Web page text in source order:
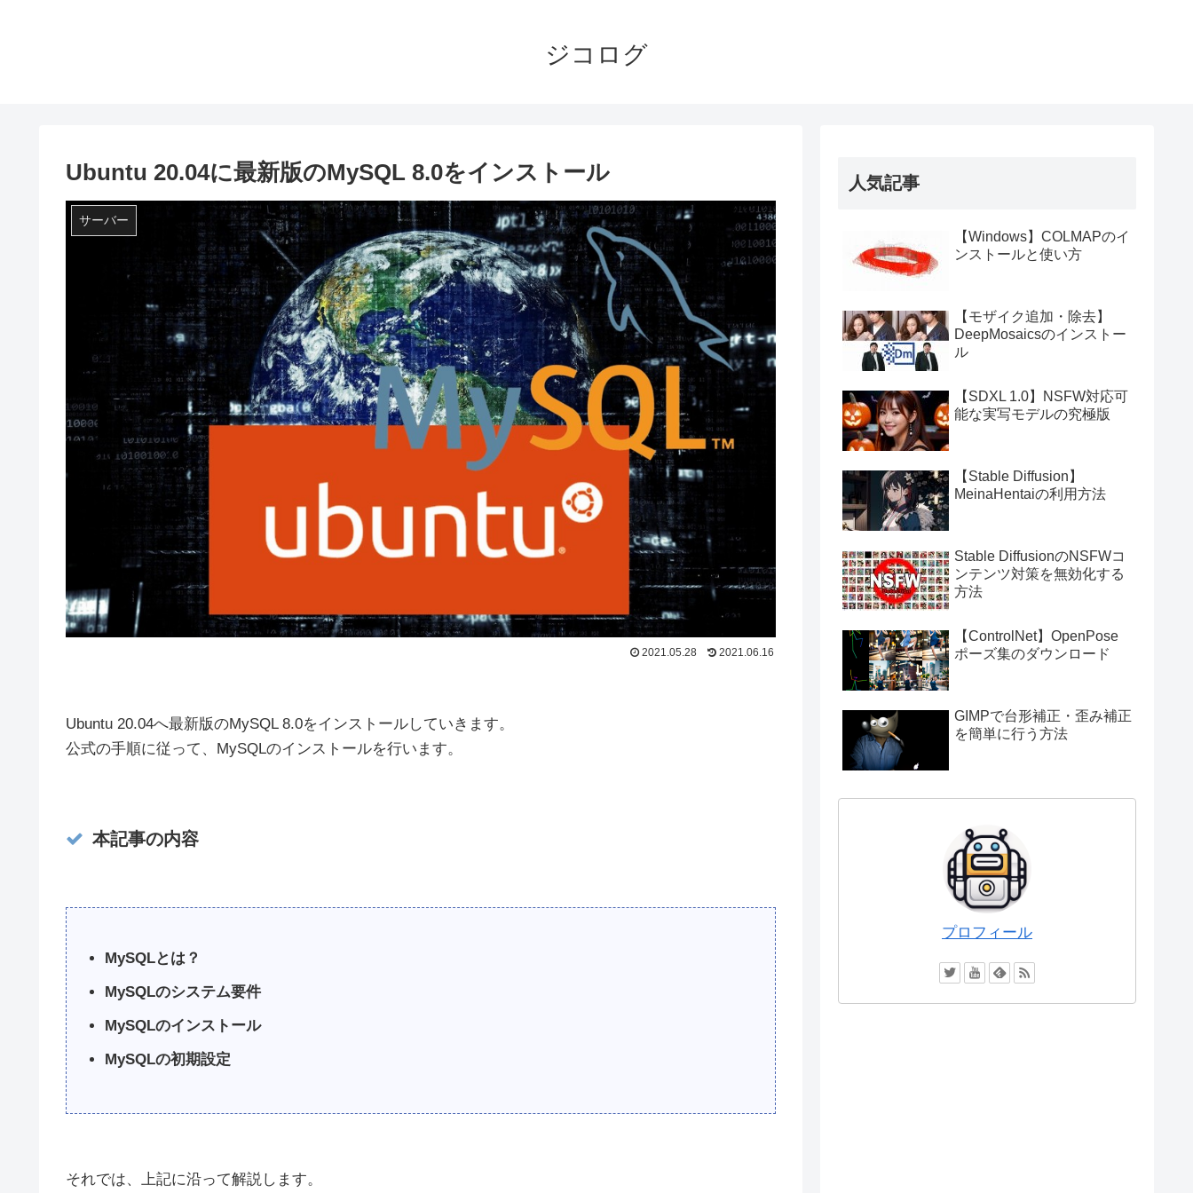
ジコログ
Ubuntu 20.04に最新版のMySQL 8.0をインストール
サーバー
2021.06.16
2021.05.28
Ubuntu 20.04へ最新版のMySQL 8.0をインストールしていきます。
公式の手順に従って、MySQLのインストールを行います。
本記事の内容
MySQLとは？
MySQLのシステム要件
MySQLのインストール
MySQLの初期設定
それでは、上記に沿って解説します。
人気記事
【Windows】COLMAPのイ
ンストールと使い方
【モザイク追加・除去】
DeepMosaicsのインストー
ル
【SDXL 1.0】NSFW対応可
能な実写モデルの究極版
【Stable Diffusion】
MeinaHentaiの利用方法
Stable DiffusionのNSFWコ
ンテンツ対策を無効化する
方法
【ControlNet】OpenPose
ポーズ集のダウンロード
GIMPで台形補正・歪み補正
を簡単に行う方法
プロフィール